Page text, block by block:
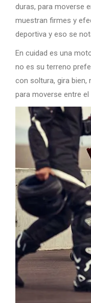
duras, para moverse
muestran firmes y
deportiva y eso se
En cuidad es una
no es su terreno
con soltura, gira bien,
para moverse entre